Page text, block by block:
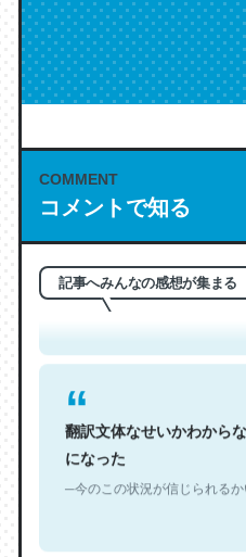
COMMENT
コメントで知る
記事へみんなの感想が集まる
これは名文。彼はとても
もお勧め。自分はこの流
─今のこの状況が信じられるか
翻訳文体なせいかわから
になった
─今のこの状況が信じられるか